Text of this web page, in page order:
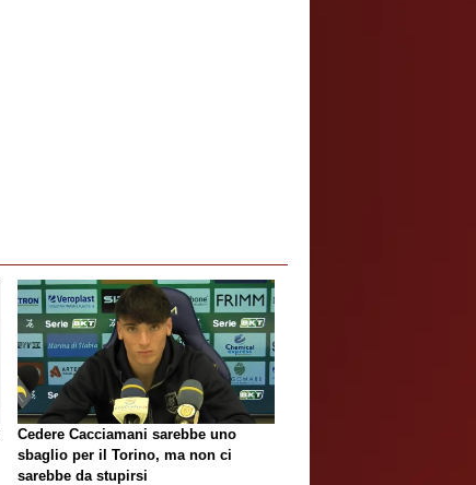
Cedere Cacciamani sarebbe uno
sbaglio per il Torino, ma non ci
sarebbe da stupirsi